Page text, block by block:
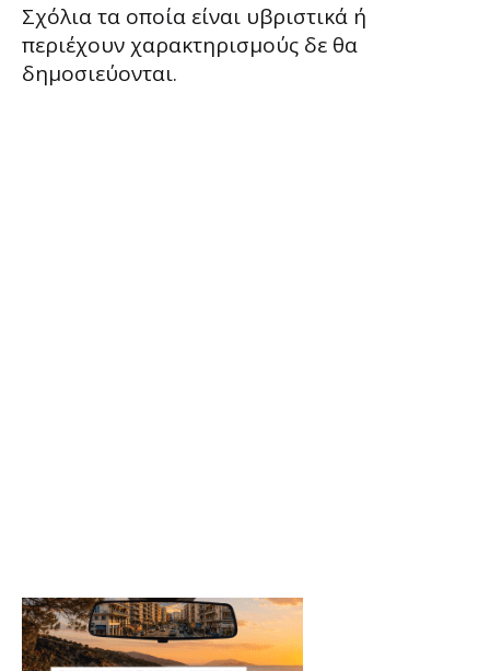
Σχόλια τα οποία είναι υβριστικά ή
περιέχουν χαρακτηρισμούς δε θα
δημοσιεύονται.